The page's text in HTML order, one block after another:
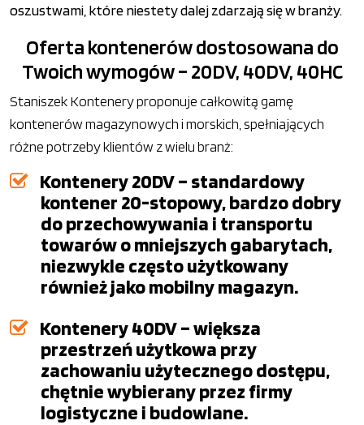
oszustwami, które niestety dalej zdarzają się w branży.
Oferta kontenerów dostosowana do
Twoich wymogów – 20DV, 40DV, 40HC
Staniszek Kontenery proponuje całkowitą gamę
kontenerów magazynowych i morskich, spełniających
różne potrzeby klientów z wielu branż:
Kontenery 20DV – standardowy
kontener 20-stopowy, bardzo dobry
do przechowywania i transportu
towarów o mniejszych gabarytach,
niezwykle często użytkowany
również jako mobilny magazyn.
Kontenery 40DV – większa
przestrzeń użytkowa przy
zachowaniu użytecznego dostępu,
chętnie wybierany przez firmy
logistyczne i budowlane.